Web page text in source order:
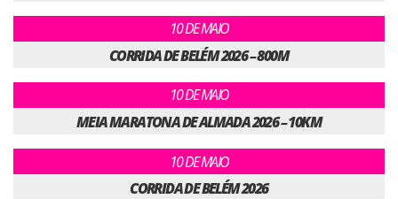
10 DE MAIO
CORRIDA DE BELÉM 2026 – 800M
10 DE MAIO
MEIA MARATONA DE ALMADA 2026 – 10KM
10 DE MAIO
CORRIDA DE BELÉM 2026